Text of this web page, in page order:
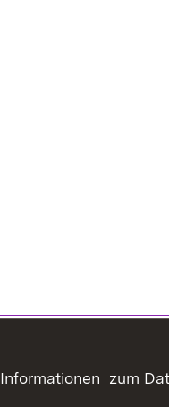
Informationen zum